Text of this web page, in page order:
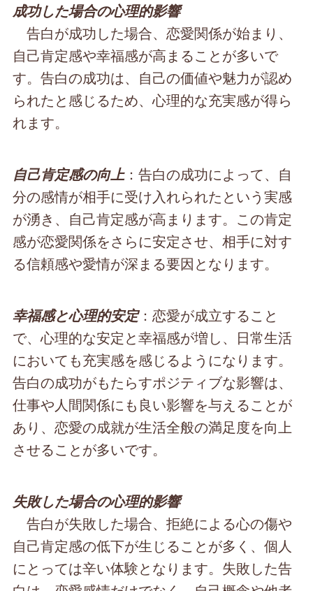
成功した場合の心理的影響
告白が成功した場合、恋愛関係が始まり、
自己肯定感や幸福感が高まることが多いで
す。告白の成功は、自己の価値や魅力が認め
られたと感じるため、心理的な充実感が得ら
れます。
自己肯定感の向上：告白の成功によって、自
分の感情が相手に受け入れられたという実感
が湧き、自己肯定感が高まります。この肯定
感が恋愛関係をさらに安定させ、相手に対す
る信頼感や愛情が深まる要因となります。
幸福感と心理的安定：恋愛が成立すること
で、心理的な安定と幸福感が増し、日常生活
においても充実感を感じるようになります。
告白の成功がもたらすポジティブな影響は、
仕事や人間関係にも良い影響を与えることが
あり、恋愛の成就が生活全般の満足度を向上
させることが多いです。
失敗した場合の心理的影響
告白が失敗した場合、拒絶による心の傷や
自己肯定感の低下が生じることが多く、個人
にとっては辛い体験となります。失敗した告